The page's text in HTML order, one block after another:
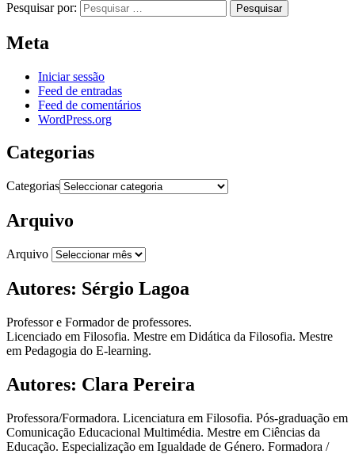
Pesquisar por:
Meta
Iniciar sessão
Feed de entradas
Feed de comentários
WordPress.org
Categorias
Categorias
Arquivo
Arquivo
Autores: Sérgio Lagoa
Professor e Formador de professores.
Licenciado em Filosofia. Mestre em Didática da Filosofia. Mestre
em Pedagogia do E-learning.
Autores: Clara Pereira
Professora/Formadora. Licenciatura em Filosofia. Pós-graduação em
Comunicação Educacional Multimédia. Mestre em Ciências da
Educação. Especialização em Igualdade de Género. Formadora /